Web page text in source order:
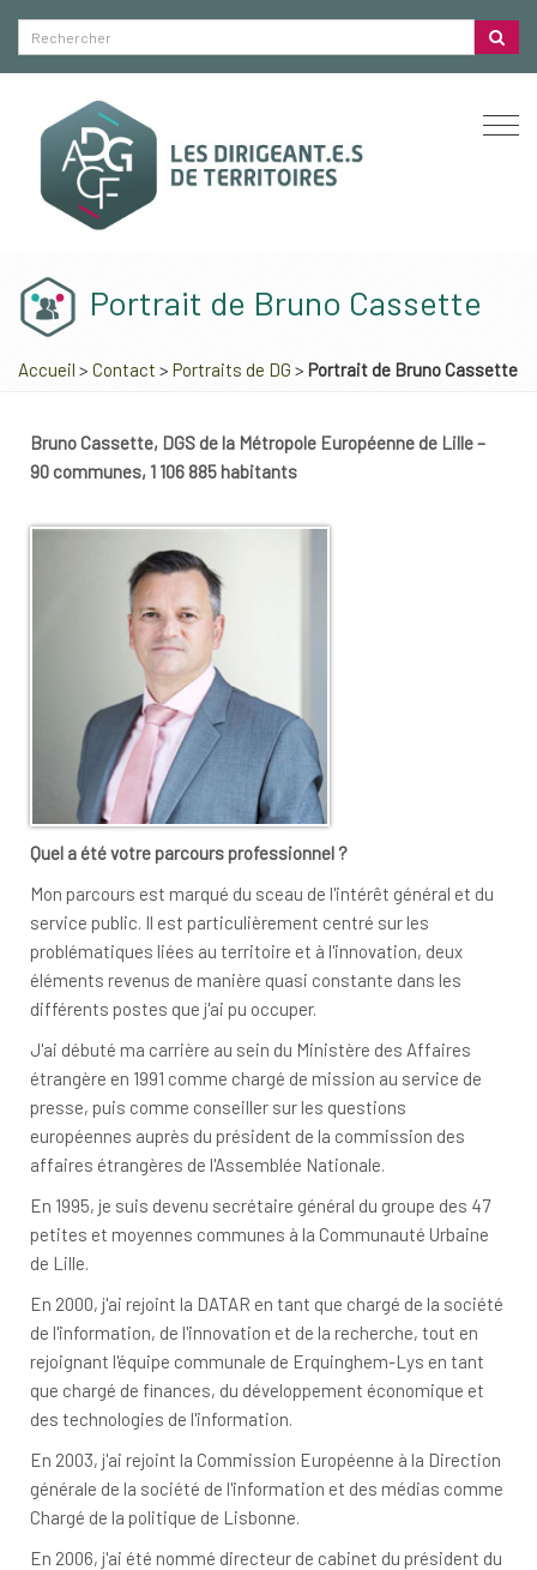
Portrait de Bruno Cassette
Accueil > Contact > Portraits de DG > Portrait de Bruno Cassette
Bruno Cassette, DGS de la Métropole Européenne de Lille –
90 communes, 1 106 885 habitants
Quel a été votre parcours professionnel ?
Mon parcours est marqué du sceau de l'intérêt général et du
service public. Il est particulièrement centré sur les
problématiques liées au territoire et à l'innovation, deux
éléments revenus de manière quasi constante dans les
différents postes que j'ai pu occuper.
J'ai débuté ma carrière au sein du Ministère des Affaires
étrangère en 1991 comme chargé de mission au service de
presse, puis comme conseiller sur les questions
européennes auprès du président de la commission des
affaires étrangères de l'Assemblée Nationale.
En 1995, je suis devenu secrétaire général du groupe des 47
petites et moyennes communes à la Communauté Urbaine
de Lille.
En 2000, j'ai rejoint la DATAR en tant que chargé de la société
de l'information, de l'innovation et de la recherche, tout en
rejoignant l'équipe communale de Erquinghem-Lys en tant
que chargé de finances, du développement économique et
des technologies de l'information.
En 2003, j'ai rejoint la Commission Européenne à la Direction
générale de la société de l'information et des médias comme
Chargé de la politique de Lisbonne.
En 2006, j'ai été nommé directeur de cabinet du président du